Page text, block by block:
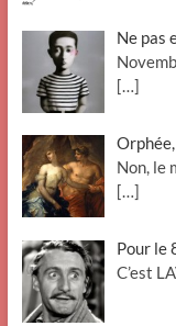
Ne pas
[…]
Non, le
[…]
Pour le
C’est